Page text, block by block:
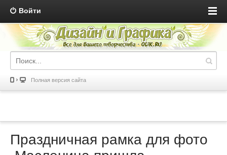
Войти
Полная версия сайта
Праздничная рамка для фото